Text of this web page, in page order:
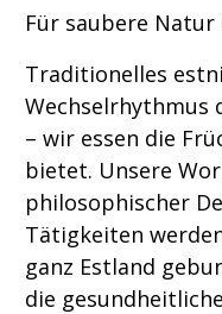
Für saubere Natur
Traditionelles
Wechselrhythmus
– wir essen die
bietet. Unsere
philosophischer
Tätigkeiten
ganz Estland
die